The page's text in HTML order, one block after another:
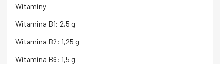
Witaminy
Witamina B1: 2,5 g
Witamina B2: 1,25 g
Witamina B6: 1,5 g